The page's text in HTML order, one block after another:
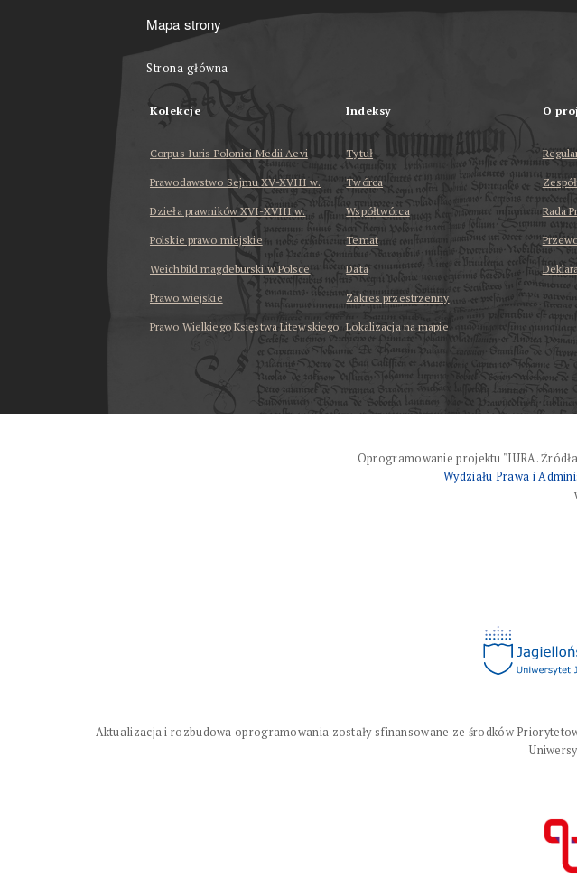
Mapa strony
Strona główna
Kolekcje
Corpus Iuris Polonici Medii Aevi
Prawodawstwo Sejmu XV-XVIII w.
Dzieła prawników XVI-XVIII w.
Polskie prawo miejskie
Weichbild magdeburski w Polsce
Prawo wiejskie
Prawo Wielkiego Księstwa Litewskiego
Indeksy
Tytuł
Twórca
Współtwórca
Temat
Data
Zakres przestrzenny
Lokalizacja na mapie
O
Rada
Oprogramowanie projektu "IURA.
Wydziału Prawa i
Aktualizacja i rozbudowa oprogramowania zostały sfinansowane ze środków